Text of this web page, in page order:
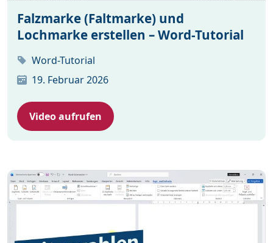
Falzmarke (Faltmarke) und
Lochmarke erstellen – Word-Tutorial
Word-Tutorial
19. Februar 2026
Video aufrufen